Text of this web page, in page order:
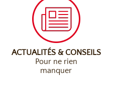
ACTUALITÉS & CONSEILS
Pour ne rien
manquer